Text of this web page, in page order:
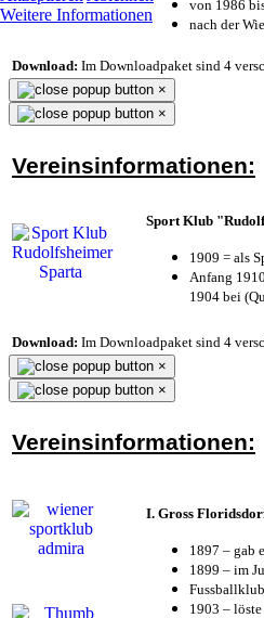
Weitere Informationen
von 1986
nach der
Download: Im Downloadpaket sind 4
×
×
Vereinsinformationen:
Sport Klub
1909 = als
Anfang
1904 bei
Download: Im Downloadpaket sind 4
×
×
Vereinsinformationen:
I. Gross
1897 – gab
1899 – im
1903 –